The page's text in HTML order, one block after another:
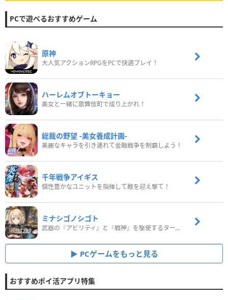
PCで遊べるおすすめゲーム
原神
大人気アクションRPGをPCで快適プレイ！
ハーレムオブトーキョー
美女と一緒に歌舞伎町で成り上がれ！
総裁の野望 -美女養成計画-
美麗なキャラを引き連れて金融戦争を制覇しよう！
千年戦争アイギス
個性豊かなユニットを指揮して敵を迎え撃て！
ミナシゴノシゴト
武器の『アビリティ』と『戦神』を駆使するターン制コマンドバトルRPG！
PCゲームをもっと見る
おすすめポイ活アプリ特集